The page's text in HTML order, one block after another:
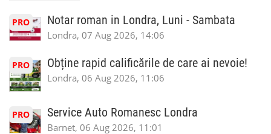
PRO Notar roman in Londra, Luni - Sambata
Londra, 07 Aug 2026, 14:06
PRO Obține rapid calificările de care ai nevoie!
Londra, 06 Aug 2026, 11:06
PRO Service Auto Romanesc Londra
Barnet, 06 Aug 2026, 11:01